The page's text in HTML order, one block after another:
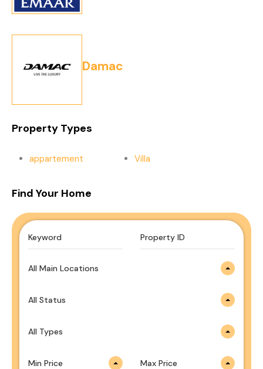
Damac
Property Types
appartement Villa
Find Your Home
All Main Locations
All Status
All Types
Min Price Max Price